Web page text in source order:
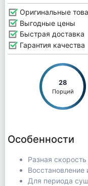
Оригинальные
Выгодные цены
Быстрая доставка
Гарантия качества
28
Порций
Особенности
Разная
Для периода